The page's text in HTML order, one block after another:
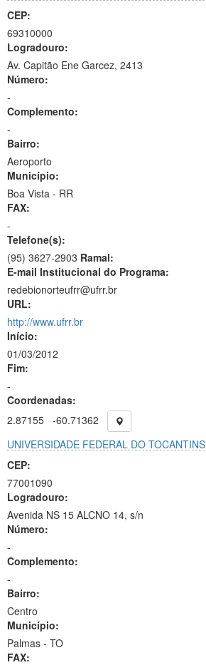
CEP:
69310000
Logradouro:
Av. Capitão Ene Garcez, 2413
Número:
-
Complemento:
-
Bairro:
Aeroporto
Município:
Boa Vista - RR
FAX:
-
Telefone(s):
(95) 3627-2903 Ramal:
E-mail Institucional do Programa:
redebionorteufrr@ufrr.br
URL:
http://www.ufrr.br
Início:
01/03/2012
Fim:
-
Coordenadas:
2.87155 -60.71362
UNIVERSIDADE FEDERAL DO TOCANTINS
CEP:
77001090
Logradouro:
Avenida NS 15 ALCNO 14, s/n
Número:
-
Complemento:
-
Bairro:
Centro
Município:
Palmas - TO
FAX: